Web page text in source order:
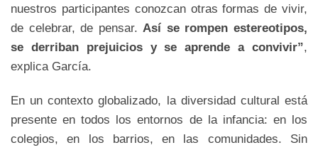
nuestros participantes conozcan otras formas de vivir,
de celebrar, de pensar. Así se rompen estereotipos,
se derriban prejuicios y se aprende a convivir”,
explica García.
En un contexto globalizado, la diversidad cultural está
presente en todos los entornos de la infancia: en los
colegios, en los barrios, en las comunidades. Sin